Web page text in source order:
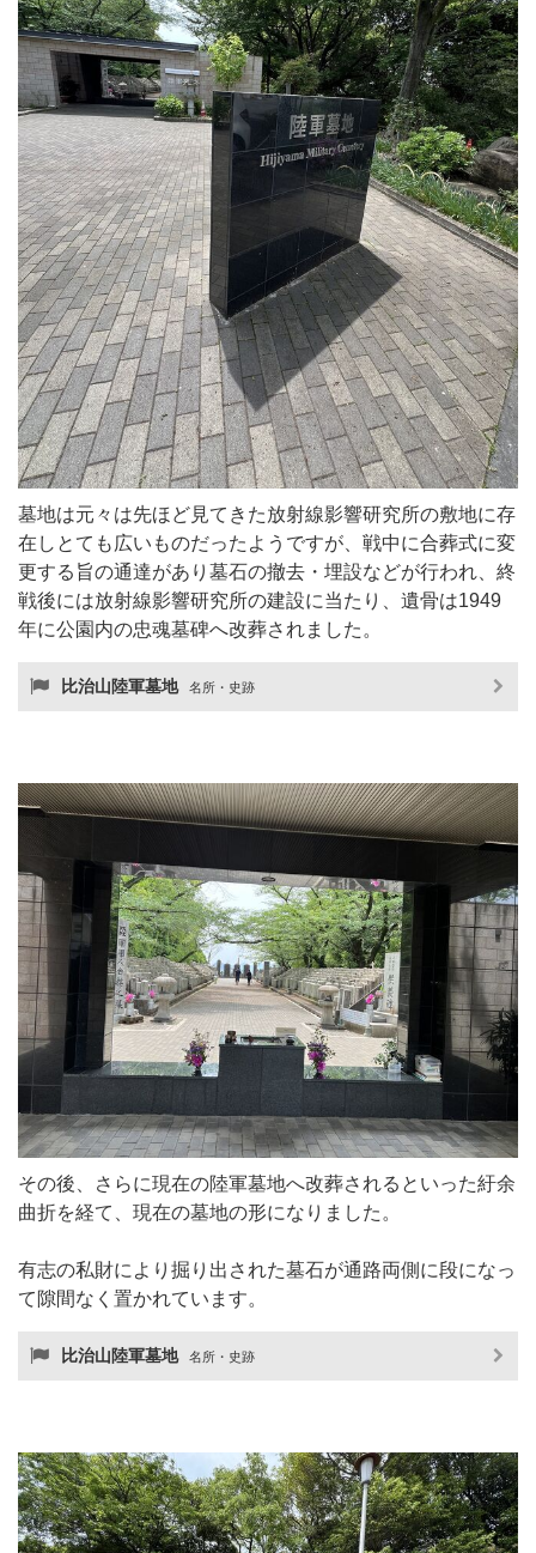
墓地は元々は先ほど見てきた放射線影響研究所の敷地に存
在しとても広いものだったようですが、戦中に合葬式に変
更する旨の通達があり墓石の撤去・埋設などが行われ、終
戦後には放射線影響研究所の建設に当たり、遺骨は1949
年に公園内の忠魂墓碑へ改葬されました。
比治山陸軍墓地 名所・史跡
その後、さらに現在の陸軍墓地へ改葬されるといった紆余
曲折を経て、現在の墓地の形になりました。
有志の私財により掘り出された墓石が通路両側に段になっ
て隙間なく置かれています。
比治山陸軍墓地 名所・史跡